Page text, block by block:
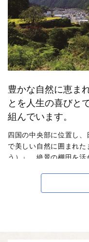
豊かな自然に恵ま
とを人生の喜びと
組んでいます。
四国の中央部に位置し
で美しい自然に囲まれた
う）』。絶景の棚田を
うし」の県下最大の産
業を支えている四国の